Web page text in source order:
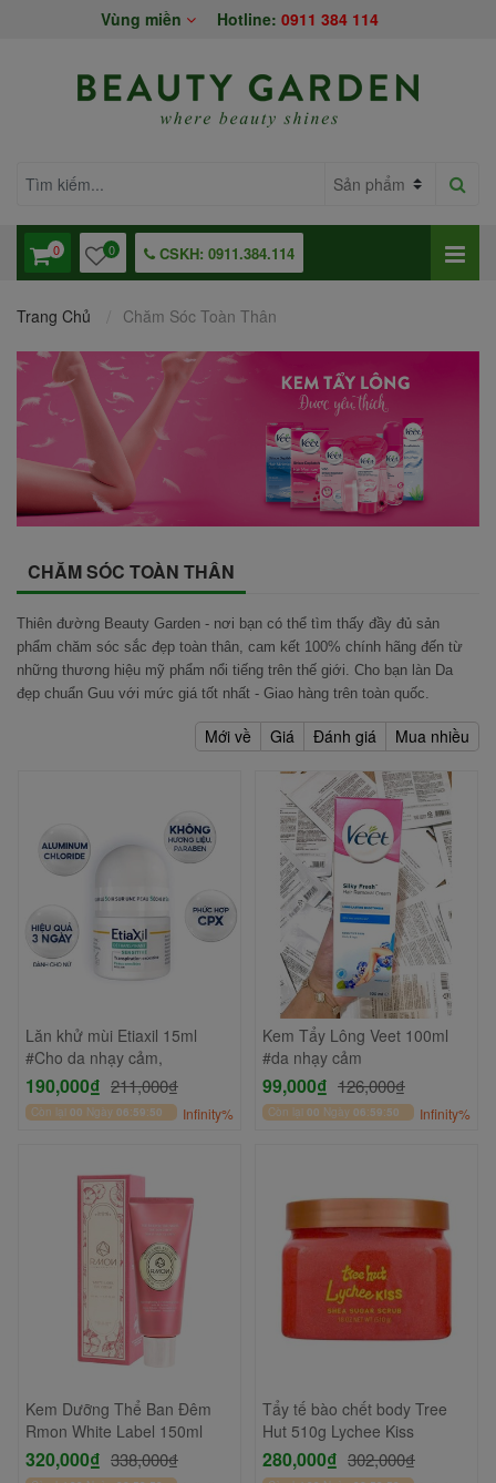
Vùng miền Hotline: 0911 384 114
0 0 CSKH: 0911.384.114
Trang Chủ Chăm Sóc Toàn Thân
CHĂM SÓC TOÀN THÂN
Thiên đường Beauty Garden - nơi bạn có thể tìm thấy đầy đủ sản
phẩm chăm sóc sắc đẹp toàn thân, cam kết 100% chính hãng đến từ
những thương hiệu mỹ phẩm nổi tiếng trên thế giới. Cho bạn làn Da
đẹp chuẩn Guu với mức giá tốt nhất - Giao hàng trên toàn quốc.
Mới về Giá Đánh giá Mua nhiều
Lăn khử mùi Etiaxil 15ml
#Cho da nhạy cảm,
190,000₫ 211,000₫
Còn lại 00 Ngày 06:59:49 Infinity%
Kem Tẩy Lông Veet 100ml
#da nhạy cảm
99,000₫ 126,000₫
Còn lại 00 Ngày 06:59:49 Infinity%
Kem Dưỡng Thể Ban Đêm
Rmon White Label 150ml
320,000₫ 338,000₫
Tẩy tế bào chết body Tree
Hut 510g Lychee Kiss
280,000₫ 302,000₫